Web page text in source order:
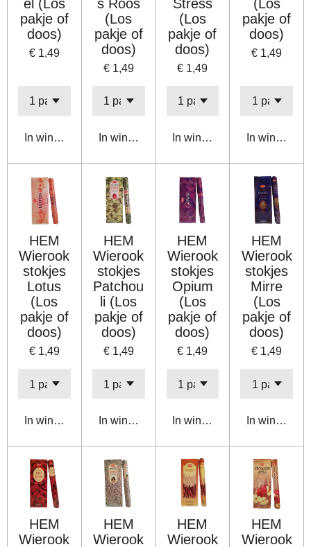
el (Los
pakje of
doos)
€ 1,49
In winkelwagen
s Roos
(Los
pakje of
doos)
€ 1,49
In winkelwagen
Stress
(Los
pakje of
doos)
€ 1,49
In winkelwagen
(Los
pakje of
doos)
€ 1,49
In
HEM
Wierook
stokjes
Lotus
(Los
pakje of
doos)
€ 1,49
In winkelwagen
HEM
Wierook
stokjes
Patchou
li (Los
pakje of
doos)
€ 1,49
In winkelwagen
HEM
Wierook
stokjes
Opium
(Los
pakje of
doos)
€ 1,49
In winkelwagen
HEM
Wierook
stokjes
Mirre
(Los
pakje of
doos)
€ 1,49
In
HEM
Wierook
HEM
Wierook
HEM
Wierook
HEM
Wierook